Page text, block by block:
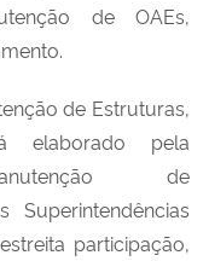
de OAEs,
de Estruturas,
elaborado pela
de
Superintendências
participação,